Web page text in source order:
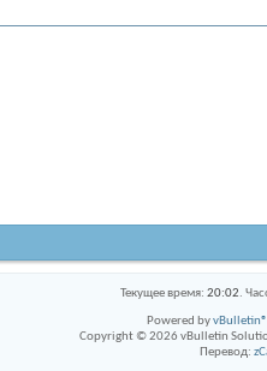
Текущее время: 20:02.
Powered byvBulletin®
Copyright © 2026 vBulletin
Перевод: